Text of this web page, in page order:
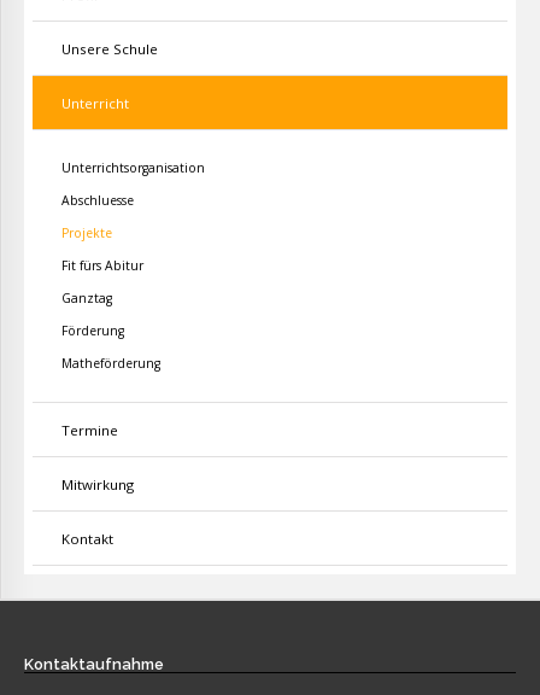
Unsere Schule
Unterricht
Unterrichtsorganisation
Abschluesse
Projekte
Fit fürs Abitur
Ganztag
Förderung
Matheförderung
Termine
Mitwirkung
Kontakt
Kontaktaufnahme